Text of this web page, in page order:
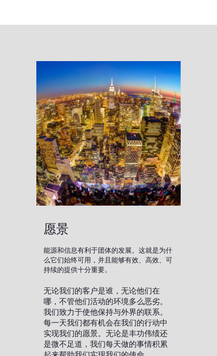
愿景
能源和信息有利于团体的发展。这就是为什
么它们始终可用，并且能够有效、高效、可
持续的提供十分重要。
无论我们的客户是谁，无论他们在
哪，不管他们活动的环境多么恶劣。
我们致力于使他保持与外界的联系。
每一天我们都有机会在我们的行动中
实现我们的愿景。无论是丰功伟绩还
是微不足道，我们每天做的事情积累